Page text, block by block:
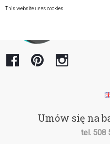
Przejdź
Optometria
Spirydowicz
Umów się na
tel. 508
This website uses cookies.